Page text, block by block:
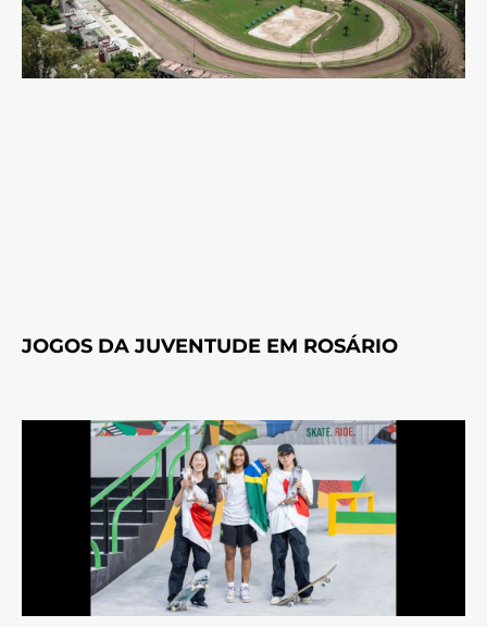
JOGOS DA JUVENTUDE EM ROSÁRIO